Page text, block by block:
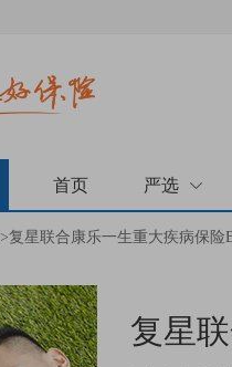
首页 严选
>复星联合康乐一生重大疾病保险
复星